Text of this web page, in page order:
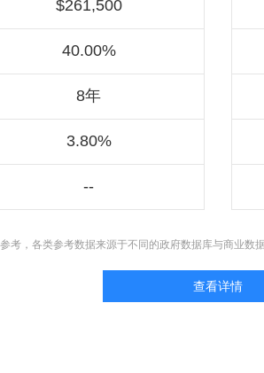
$261,500
40.00%
8年
3.80%
--
考，各类参考数据来源于不同的政府数据库与商业数
查看详情